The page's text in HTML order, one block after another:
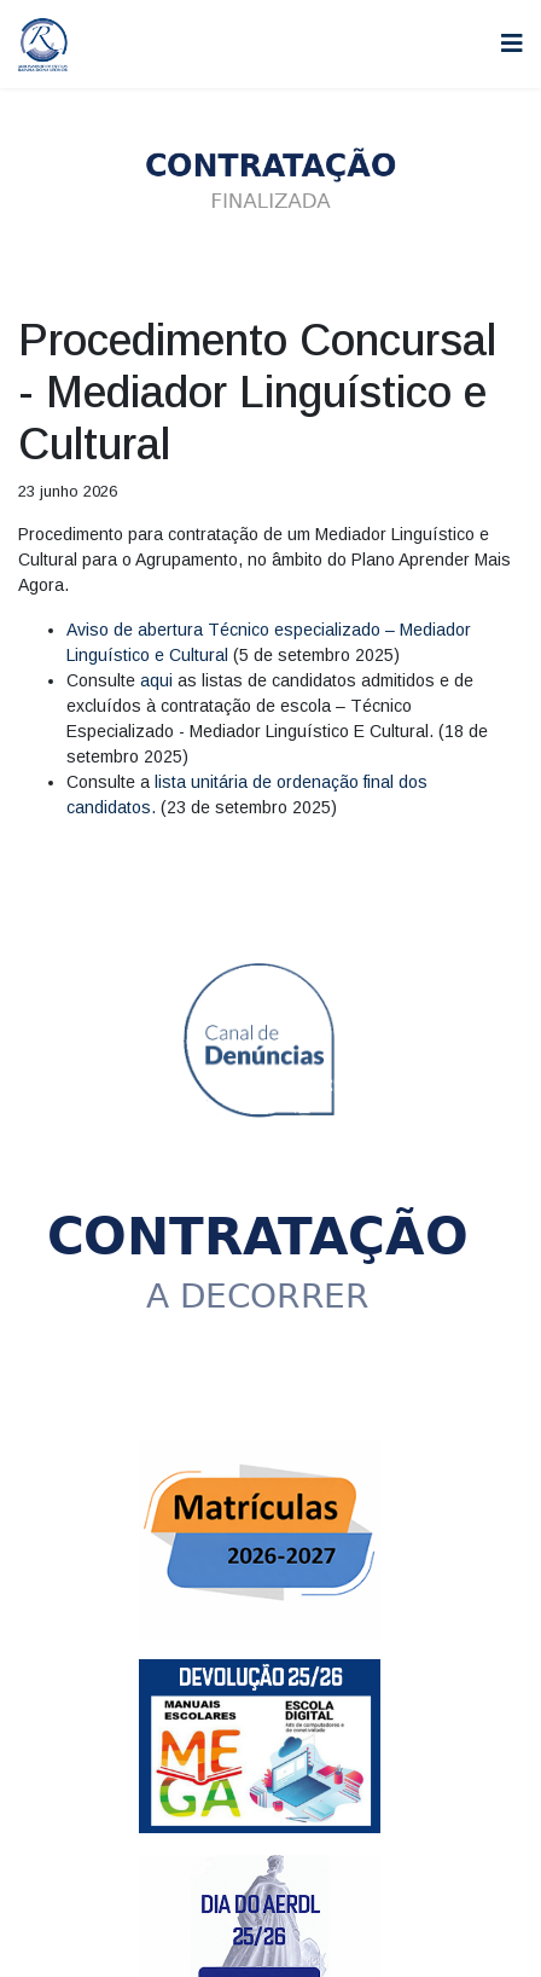
Procedimento Concursal
- Mediador Linguístico e
Cultural
23 junho 2026
Procedimento para contratação de um Mediador Linguístico e
Cultural para o Agrupamento, no âmbito do Plano Aprender Mais
Agora.
Aviso de abertura Técnico especializado – Mediador
Linguístico e Cultural (5 de setembro 2025)
Consulte aqui as listas de candidatos admitidos e de
excluídos à contratação de escola – Técnico
Especializado - Mediador Linguístico E Cultural. (18 de
setembro 2025)
Consulte a lista unitária de ordenação final dos
candidatos. (23 de setembro 2025)